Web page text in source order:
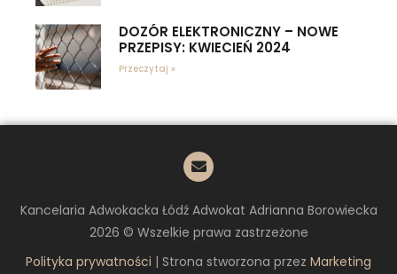
DOZÓR ELEKTRONICZNY – NOWE
PRZEPISY: KWIECIEŃ 2024
Przeczytaj »
Kancelaria Adwokacka Łódź Adwokat Adrianna Borowiecka
2026 © Wszelkie prawa zastrzeżone
Polityka prywatności | Strona stworzona przez Marketing